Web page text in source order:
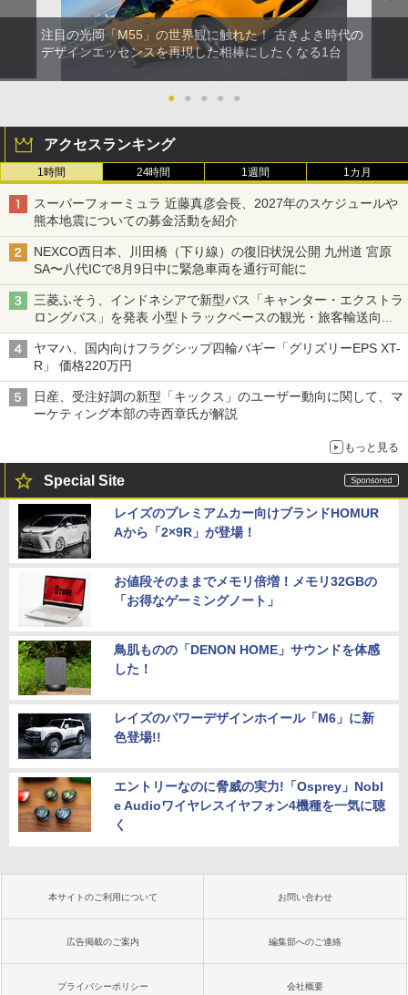
注目の光岡「M55」の世界観に触れた！ 古きよき時代の
デザインエッセンスを再現した相棒にしたくなる1台
● ● ● ● ●
アクセスランキング
1時間 24時間 1週間 1カ月
スーパーフォーミュラ 近藤真彦会長、2027年のスケジュールや
熊本地震についての募金活動を紹介
NEXCO西日本、川田橋（下り線）の復旧状況公開 九州道 宮原
SA〜八代ICで8月9日中に緊急車両を通行可能に
三菱ふそう、インドネシアで新型バス「キャンター・エクストラ
ロングバス」を発表 小型トラックベースの観光・旅客輸送向け
バス
ヤマハ、国内向けフラグシップ四輪バギー「グリズリーEPS XT-
R」 価格220万円
日産、受注好調の新型「キックス」のユーザー動向に関して、マ
ーケティング本部の寺西章氏が解説
もっと見る
Special Site
レイズのプレミアムカー向けブランドHOMUR
Aから「2×9R」が登場！
お値段そのままでメモリ倍増！メモリ32GBの
「お得なゲーミングノート」
鳥肌ものの「DENON HOME」サウンドを体感
した！
レイズのパワーデザインホイール「M6」に新
色登場!!
エントリーなのに脅威の実力!「Osprey」Nobl
e Audioワイヤレスイヤフォン4機種を一気に聴
く
本サイトのご利用について お問い合わせ
広告掲載のご案内 編集部へのご連絡
プライバシーポリシー 会社概要